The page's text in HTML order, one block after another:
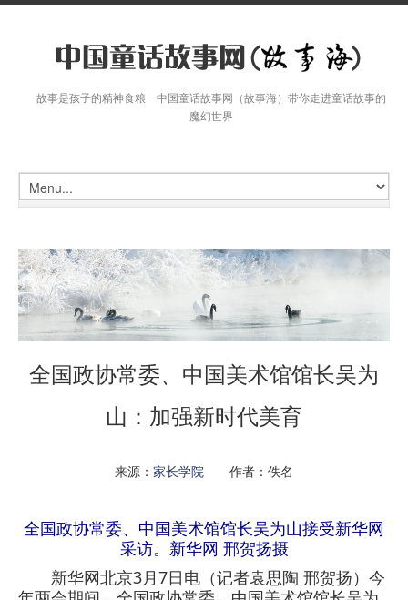
故事是孩子的精神食粮 中国童话故事网（故事海）带你走进童话故事的
魔幻世界
全国政协常委、中国美术馆馆长吴为
山：加强新时代美育
来源： 家长学院 作者：佚名
全国政协常委、中国美术馆馆长吴为山接受新华网
采访。新华网 邢贺扬摄
新华网北京3月7日电（记者袁思陶 邢贺扬）今